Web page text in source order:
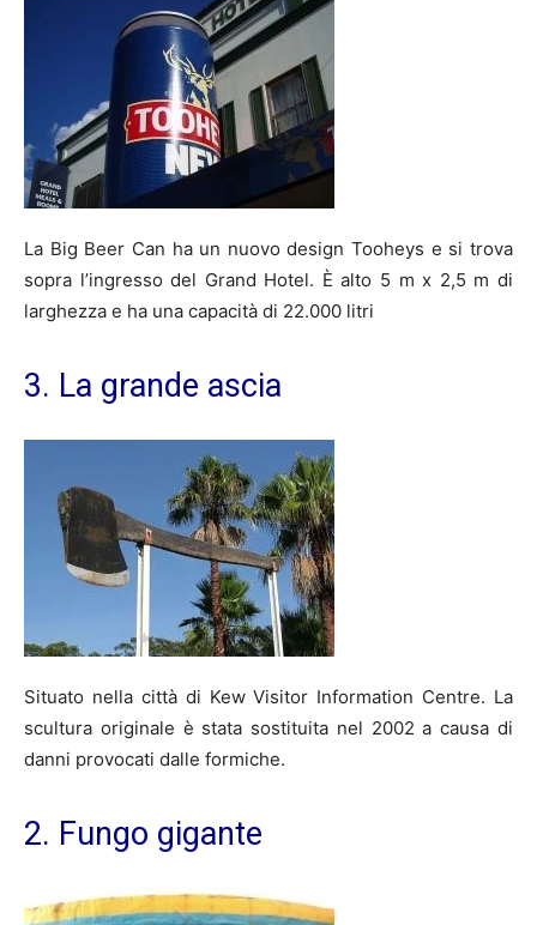
La Big Beer Can ha un nuovo design Tooheys e si trova
sopra l’ingresso del Grand Hotel. È alto 5 m x 2,5 m di
larghezza e ha una capacità di 22.000 litri
3. La grande ascia
Situato nella città di Kew Visitor Information Centre. La
scultura originale è stata sostituita nel 2002 a causa di
danni provocati dalle formiche.
2. Fungo gigante